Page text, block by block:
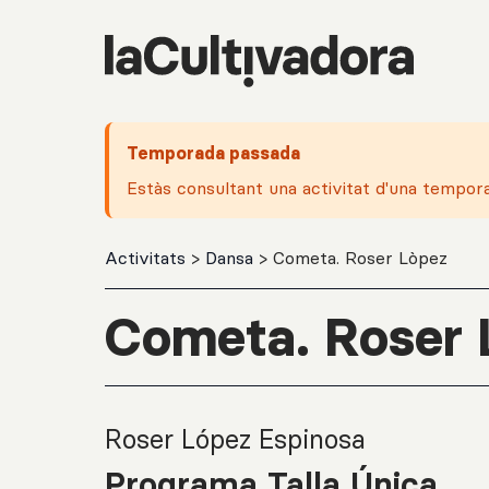
Temporada passada
Estàs consultant una activitat d'una
Activitats > Dansa > Cometa. Roser Lòpez
Cometa. Roser
Roser López Espinosa